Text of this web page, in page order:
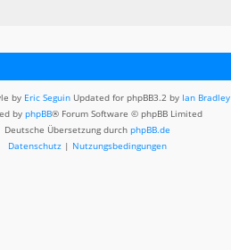
by Eric Seguin Updated for phpBB3.2 by Ian Bradley
by phpBB® Forum Software © phpBB Limited
Deutsche Übersetzung durch phpBB.de
Datenschutz | Nutzungsbedingungen